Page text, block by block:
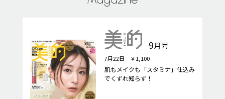
9月号
7月22日 ￥1,100
肌もメイクも「スタミナ」仕込み
でくずれ知らず！